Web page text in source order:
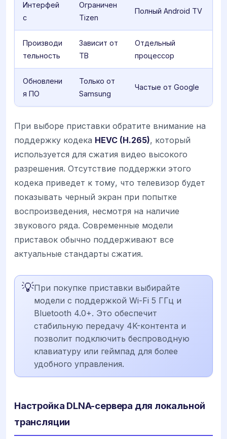
Интерфей
с
Ограничен
Tizen
Полный Android TV
Производи
тельность
Зависит от
ТВ
Отдельный
процессор
Обновлени
я ПО
Только от
Samsung
Частые от Google
При выборе приставки обратите внимание на
поддержку кодека HEVC (H.265), который
используется для сжатия видео высокого
разрешения. Отсутствие поддержки этого
кодека приведет к тому, что телевизор будет
показывать черный экран при попытке
воспроизведения, несмотря на наличие
звукового ряда. Современные модели
приставок обычно поддерживают все
актуальные стандарты сжатия.
💡При покупке приставки выбирайте
модели с поддержкой Wi-Fi 5 ГГц и
Bluetooth 4.0+. Это обеспечит
стабильную передачу 4K-контента и
позволит подключить беспроводную
клавиатуру или геймпад для более
удобного управления.
Настройка DLNA-сервера для локальной
трансляции